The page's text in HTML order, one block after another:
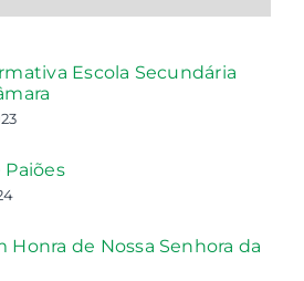
Escola Secundária
Paiões
Honra de Nossa Senhora da